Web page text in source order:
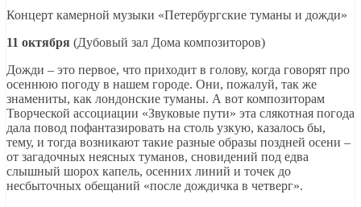
Концерт камерной музыки «Петербургские туманы и дожди»
11 октября (Дубовый зал Дома композиторов)
Дожди – это первое, что приходит в голову, когда говорят про
осеннюю погоду в нашем городе. Они, пожалуй, так же
знамениты, как лондонские туманы. А вот композиторам
Творческой ассоциации «Звуковые пути» эта слякотная погода
дала повод пофантазировать на столь узкую, казалось бы,
тему, и тогда возникают такие разные образы поздней осени –
от загадочных неясных туманов, сновидений под едва
слышный шорох капель, осенних линий и точек до
несбыточных обещаний «после дождичка в четверг».